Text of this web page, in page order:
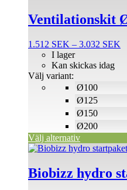
Ventilationskit
1.512 SEK – 3.032 SEK
Ø100
Ø125
Ø150
Ø200
I lager
Kan skickas idag
Välj variant:
Välj alternativ
produkten
har
varianter.
olika
alternativen
Biobizz hydro